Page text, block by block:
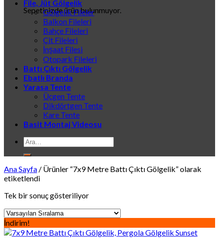
Sepetinizde ürün bulunmuyor.
File, Jüt Gölgelik
Gölgelik Fileler
Balkon Fileleri
Bahçe Fileleri
Çit Fileleri
İnşaat Filesi
Otopark Fileleri
Battı Çıktı Gölgelik
Ebatlı Branda
Yarasa Tente
Üçgen Tente
Dikdörtgen Tente
Kare Tente
Basit Montaj Videosu
Ara:
Ana Sayfa / Ürünler “7x9 Metre Battı Çıktı Gölgelik” olarak
etiketlendi
Tek bir sonuç gösteriliyor
İndirim!